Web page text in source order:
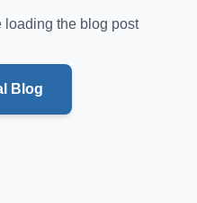
loading the blog post
Blog